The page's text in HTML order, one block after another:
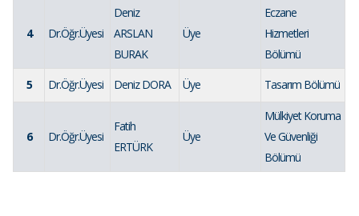
4 Dr.Öğr.Üyesi
Deniz
ARSLAN
BURAK
Üye
Eczane
Hizmetleri
Bölümü
5
Dr.Öğr.Üyesi Deniz DORA Üye Tasarım Bölümü
6 Dr.Öğr.Üyesi
Fatih
ERTÜRK
Üye
Mülkiyet Koruma
Ve Güvenliği
Bölümü